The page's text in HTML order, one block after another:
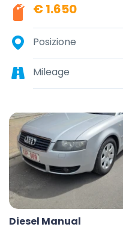
€ 1.650
Posizione
Mileage
Diesel Manual